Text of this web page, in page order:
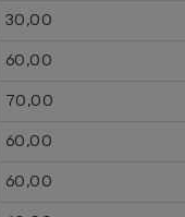
30,00
60,00
70,00
60,00
60,00